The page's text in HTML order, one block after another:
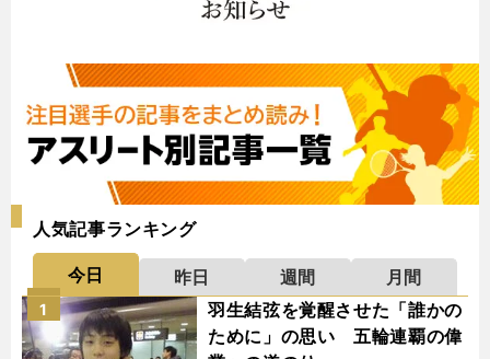
人気記事ランキング
今日 昨日 週間
月間
羽生結弦を覚醒させた「誰かの
ために」の思い 五輪連覇の偉
1